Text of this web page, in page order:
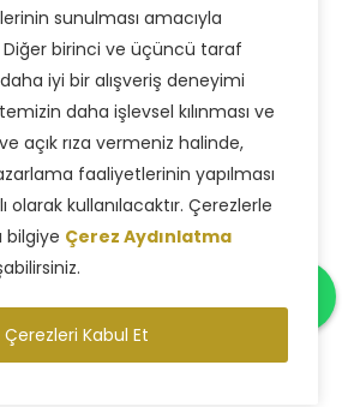
için
olabilirsiniz.
Abone ol
Concept - Tüm Hakları Saklıdır.
sunulması amacıyla
Diğer birinci ve üçüncü taraf
iyi bir alışveriş deneyimi
daha işlevsel kılınması ve
açık rıza vermeniz halinde,
faaliyetlerinin yapılması
olarak kullanılacaktır. Çerezlerle
bilgiye Çerez Aydınlatma
Çerezleri Kabul Et